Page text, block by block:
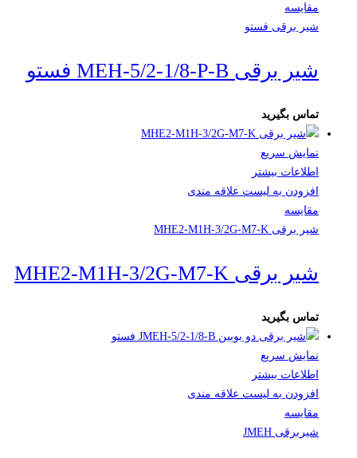
مقایسه
شیر برقی فستو
شیر برقی MEH-5/2-1/8-P-B فستو
تماس بگیرید
نمایش سریع
اطلاعات بیشتر
افزودن به لیست علاقه مندی
مقایسه
شیر برقی MHE2-M1H-3/2G-M7-K
شیر برقی MHE2-M1H-3/2G-M7-K
تماس بگیرید
نمایش سریع
اطلاعات بیشتر
افزودن به لیست علاقه مندی
مقایسه
شیربرقی JMEH